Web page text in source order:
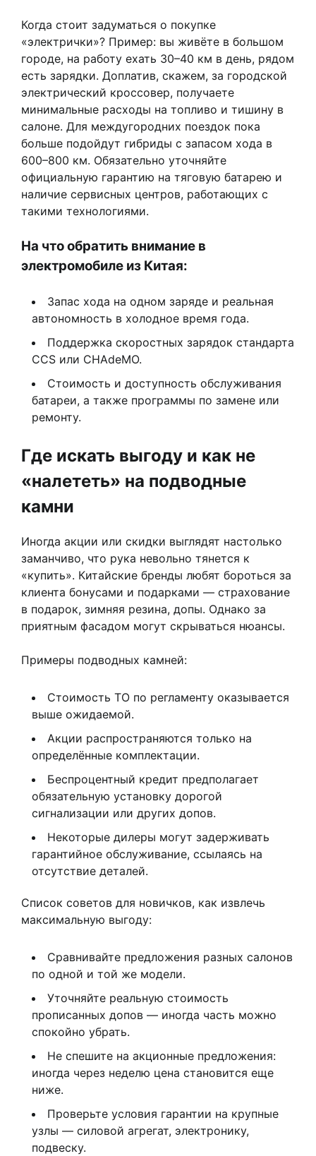
Когда стоит задуматься о покупке
«электрички»? Пример: вы живёте в большом
городе, на работу ехать 30–40 км в день, рядом
есть зарядки. Доплатив, скажем, за городской
электрический кроссовер, получаете
минимальные расходы на топливо и тишину в
салоне. Для междугородних поездок пока
больше подойдут гибриды с запасом хода в
600–800 км. Обязательно уточняйте
официальную гарантию на тяговую батарею и
наличие сервисных центров, работающих с
такими технологиями.
На что обратить внимание в
электромобиле из Китая:
Запас хода на одном заряде и реальная
автономность в холодное время года.
Поддержка скоростных зарядок стандарта
CCS или CHAdeMO.
Стоимость и доступность обслуживания
батареи, а также программы по замене или
ремонту.
Где искать выгоду и как не
«налететь» на подводные
камни
Иногда акции или скидки выглядят настолько
заманчиво, что рука невольно тянется к
«купить». Китайские бренды любят бороться за
клиента бонусами и подарками — страхование
в подарок, зимняя резина, допы. Однако за
приятным фасадом могут скрываться нюансы.
Примеры подводных камней:
Стоимость ТО по регламенту оказывается
выше ожидаемой.
Акции распространяются только на
определённые комплектации.
Беспроцентный кредит предполагает
обязательную установку дорогой
сигнализации или других допов.
Некоторые дилеры могут задерживать
гарантийное обслуживание, ссылаясь на
отсутствие деталей.
Список советов для новичков, как извлечь
максимальную выгоду:
Сравнивайте предложения разных салонов
по одной и той же модели.
Уточняйте реальную стоимость
прописанных допов — иногда часть можно
спокойно убрать.
Не спешите на акционные предложения:
иногда через неделю цена становится еще
ниже.
Проверьте условия гарантии на крупные
узлы — силовой агрегат, электронику,
подвеску.